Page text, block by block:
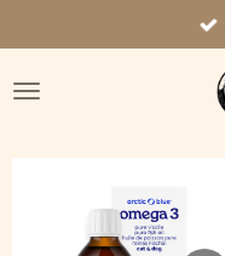
direct
naar